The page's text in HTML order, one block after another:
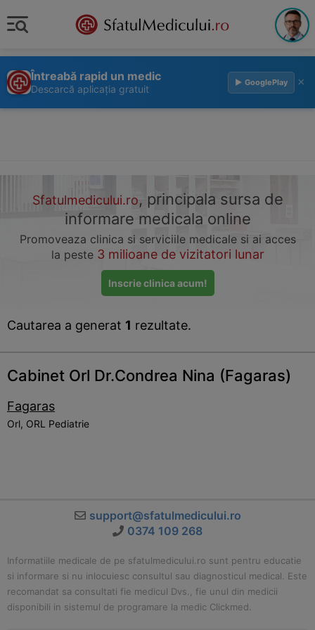
Întreabă rapid un medic
Descarcă aplicația gratuit
▶ GooglePlay ×
Sfatulmedicului.ro, principala sursa de
informare medicala online
Promoveaza clinica si serviciile medicale si ai acces
la peste 3 milioane de vizitatori lunar
Inscrie clinica acum!
Cautarea a generat 1 rezultate.
Cabinet Orl Dr.Condrea Nina (Fagaras)
Fagaras
Orl, ORL Pediatrie
support@sfatulmedicului.ro
0374 109 268
Informatiile medicale de pe sfatulmedicului.ro sunt pentru educatie
si informare si nu inlocuiesc consultul sau diagnosticul medical. Este
recomandat sa consultati fie medicul Dvs., fie unul din medicii
disponibili in sistemul de programare la medic Clickmed.